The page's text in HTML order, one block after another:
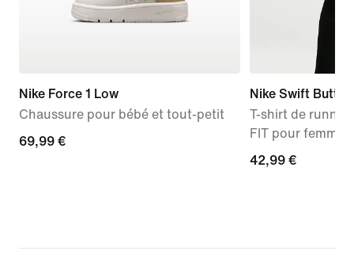
Nike Force 1 Low
Chaussure pour bébé et tout-petit
69,99 €
69,99 €
Nike Swift
T-shirt de
FIT pour femme
42,99 €
42,99 €